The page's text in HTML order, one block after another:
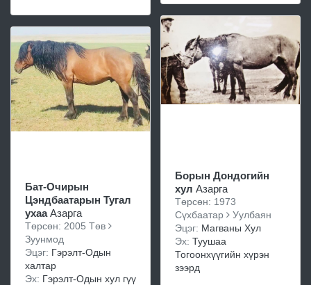
Бат-Очирын
Цэндбаатарын Тугал
ухааАзарга
Төрсөн: 2005 Төв
Зуунмод
Эцэг: Гэрэлт-Одын
халтар
Эх: Гэрэлт-Одын хул гүү
Борын Дондогийн
хул Азарга
Төрсөн: 1973
Сүхбаатар
Уулбаян
Эцэг: Магваны Хул
Эх: Туушаа
Тогоонхүүгийн хүрэн
зээрд